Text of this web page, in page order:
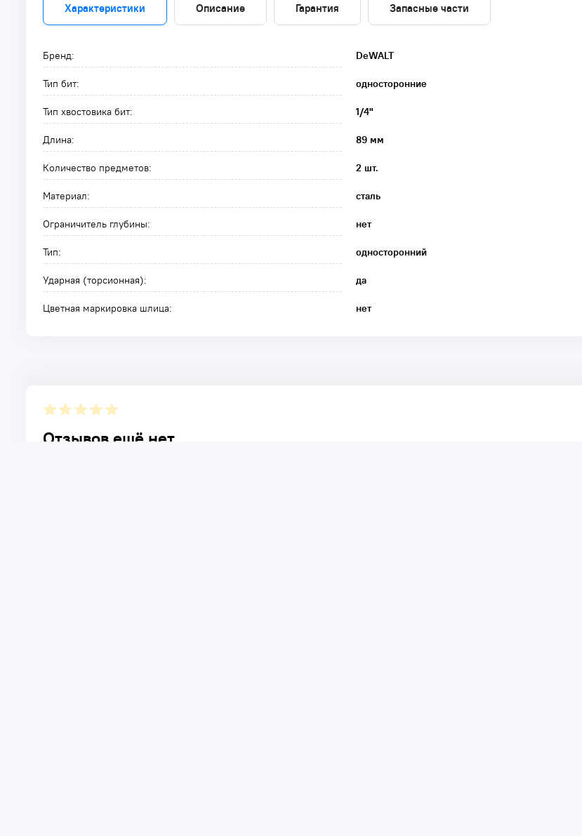
Характеристики Описание Гарантия Запасные части
Бренд: DeWALT
Тип бит: односторонние
Тип хвостовика бит: 1/4"
Длина: 89 мм
Количество предметов: 2 шт.
Материал: сталь
Ограничитель глубины: нет
Тип: односторонний
Ударная (торсионная): да
Цветная маркировка шлица: нет
Отзывов ещё нет.